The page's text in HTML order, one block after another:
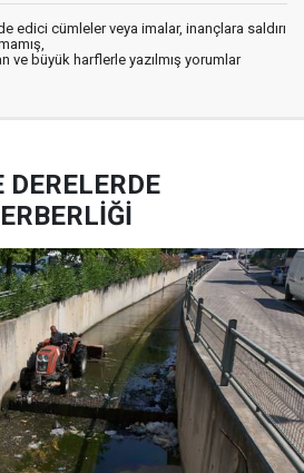
edici cümleler veya imalar, inançlara saldırı
ve büyük harflerle yazılmış yorumlar